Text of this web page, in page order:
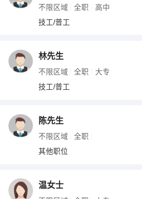
不限区域 全职 高中
技工/普工
林先生
不限区域 全职 大专
技工/普工
陈先生
不限区域 全职
其他职位
温女士